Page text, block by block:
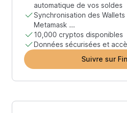
automatique de vos soldes
Synchronisation des
Metamask ...
10,000 cryptos disponibles
Données sécurisées et
Suivre sur